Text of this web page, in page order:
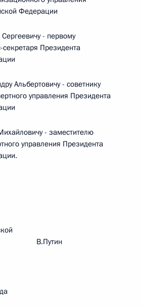
Федерации
- первому
Президента
Альбертовичу - советнику
управления Президента
- заместителю
управления Президента
В.Путин